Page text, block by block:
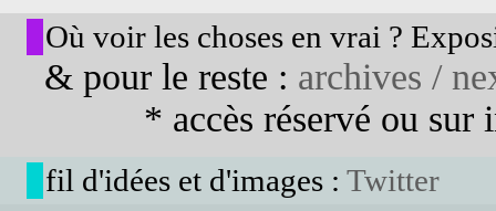
Où voir les choses en vrai ?
& pour le reste : archives /
* accès réservé ou sur
fil d'idées et d'images : Twitter